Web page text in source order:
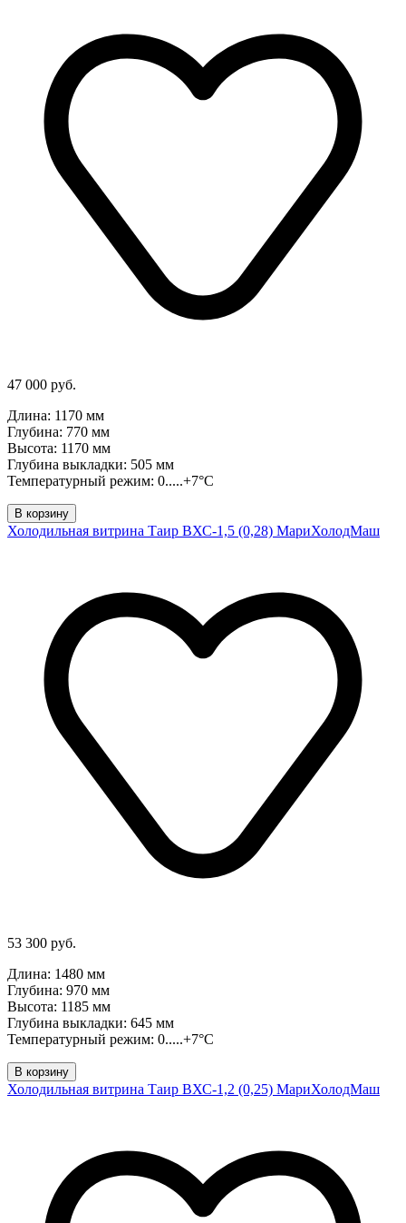
47 000 руб.
Длина: 1170 мм
Глубина: 770 мм
Высота: 1170 мм
Глубина выкладки: 505 мм
Температурный режим: 0.....+7°C
В корзину
Холодильная витрина Таир ВХС-1,5 (0,28) МариХолодМаш
53 300 руб.
Длина: 1480 мм
Глубина: 970 мм
Высота: 1185 мм
Глубина выкладки: 645 мм
Температурный режим: 0.....+7°C
В корзину
Холодильная витрина Таир ВХС-1,2 (0,25) МариХолодМаш